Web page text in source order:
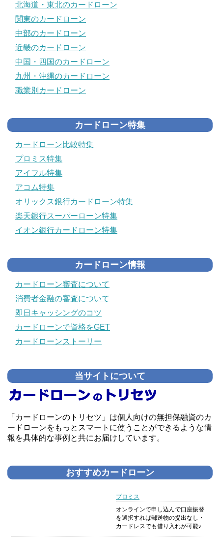
北海道・東北のカードローン
関東のカードローン
中部のカードローン
近畿のカードローン
中国・四国のカードローン
九州・沖縄のカードローン
職業別カードローン
カードローン特集
カードローン比較特集
プロミス特集
アイフル特集
アコム特集
オリックス銀行カードローン特集
楽天銀行スーパーローン特集
イオン銀行カードローン特集
カードローン情報
カードローン審査について
消費者金融の審査について
即日キャッシングのコツ
カードローンで資格をGET
カードローンストーリー
当サイトについて
「カードローンのトリセツ」は個人向けの無担保融資のカ
ードローンをもっとスマートに使うことができるような情
報を具体的な事例と共にお届けしています。
おすすめカードローン
プロミス
オンラインで申し込んで口座振替
を選択すれば郵送物の提出なし・
カードレスでも借り入れが可能♪